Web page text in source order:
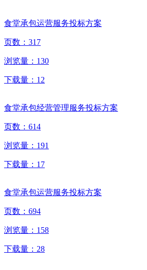
食堂承包运营服务投标方案
页数： 317
浏览量： 130
下载量： 12
食堂承包经营管理服务投标方案
页数： 614
浏览量： 191
下载量： 17
食堂承包运营服务投标方案
页数： 694
浏览量： 158
下载量： 28